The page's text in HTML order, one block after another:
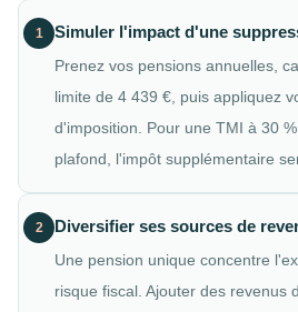
1 Simuler l'impact d'une
Prenez vos pensions annuelles,
limite de 4 439 €, puis appliquez
d'imposition. Pour une TMI à 30
plafond, l'impôt supplémentaire
2 Diversifier ses sources de
Une pension unique concentre
risque fiscal. Ajouter des revenus